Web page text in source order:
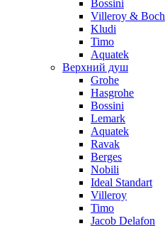
Bossini
Villeroy & Boch
Kludi
Timo
Aquatek
Верхний душ
Grohe
Hasgrohe
Bossini
Lemark
Aquatek
Ravak
Berges
Nobili
Ideal Standart
Villeroy
Timo
Jacob Delafon